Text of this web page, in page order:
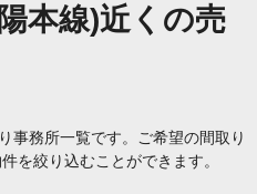
本線)近くの売
事務所一覧です。ご希望の間取り
を絞り込むことができます。